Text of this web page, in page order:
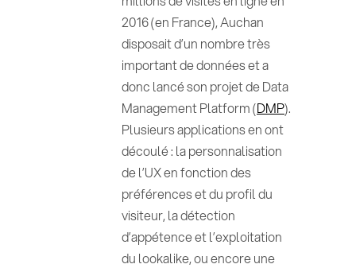
2016 (en France), Auchan
disposait d’un nombre très
important de données et a
donc lancé son projet de Data
Management Platform (DMP).
Plusieurs applications en ont
découlé : la personnalisation
de l’UX en fonction des
préférences et du profil du
visiteur, la détection
d’appétence et l’exploitation
du lookalike, ou encore une